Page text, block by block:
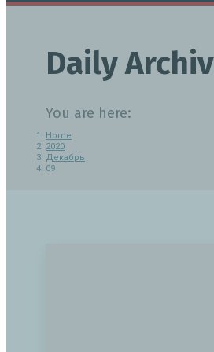
Daily
You are here:
Home
2020
Декабрь
09